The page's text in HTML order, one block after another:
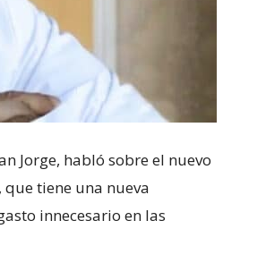
Jorge, habló sobre el nuevo
tiene una nueva
innecesario en las